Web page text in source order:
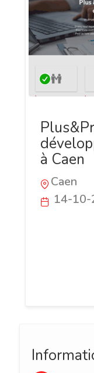
à Caen
Caen
14-10-